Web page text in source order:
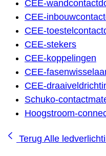
CEE-
CEE-
CEE-
CEE-stekers
CEE-koppelingen
CEE-
CEE-
Schuko-
Hoogstroom-
Terug Alle